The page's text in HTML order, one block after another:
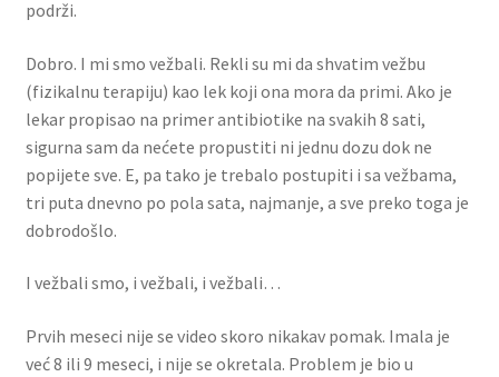
podrži.
Dobro. I mi smo vežbali. Rekli su mi da shvatim vežbu
(fizikalnu terapiju) kao lek koji ona mora da primi. Ako je
lekar propisao na primer antibiotike na svakih 8 sati,
sigurna sam da nećete propustiti ni jednu dozu dok ne
popijete sve. E, pa tako je trebalo postupiti i sa vežbama,
tri puta dnevno po pola sata, najmanje, a sve preko toga je
dobrodošlo.
I vežbali smo, i vežbali, i vežbali…
Prvih meseci nije se video skoro nikakav pomak. Imala je
već 8 ili 9 meseci, i nije se okretala. Problem je bio u